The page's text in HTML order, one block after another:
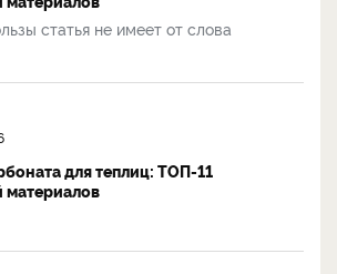
статья не имеет от слова
для теплиц: ТОП-11
материалов